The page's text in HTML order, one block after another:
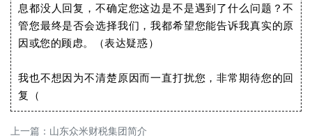
息都没人回复，不确定您这边是不是遇到了什么问题？不
管您最终是否会选择我们，我都希望您能告诉我真实的原
因或您的顾虑。（表达疑惑）
我也不想因为不清楚原因而一直打扰您，非常期待您的回
复（
上一篇： 山东众米财税集团简介